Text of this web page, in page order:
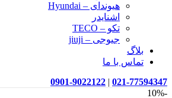
هیوندای – Hyundai
اشنایدر
تکو – TECO
جیوجی – jiuji
بلاگ
تماس با ما
021-77594347
|
0901-9022122
-10%